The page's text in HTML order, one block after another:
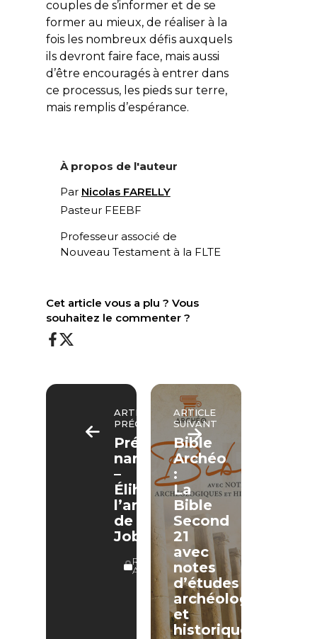
couples de s’informer et de se
former au mieux, de réaliser à la
fois les nombreux défis auxquels
ils devront faire face, mais aussi
d’être encouragés à entrer dans
ce processus, les pieds sur terre,
mais remplis d’espérance.
À propos de l'auteur
Par Nicolas FARELLY
Pasteur FEEBF
Professeur associé de
Nouveau Testament à la FLTE
Cet article vous a plu ? Vous
souhaitez le commenter ?
ARTICLE
PRÉCÉDENT
Prédication
narrative
–
Éliha,
l’amie
de
Job
RÉSERVÉ
ABONNÉS
ARTICLE
SUIVANT
Bible
Archéo
:
La
Bible
Second
21
avec
notes
d’études
archéologiques
et
historiques